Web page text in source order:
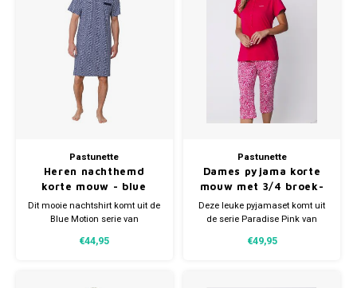
Pastunette
Heren nachthemd
korte mouw - blue
motion
Dit mooie nachtshirt komt uit de
Blue Motion serie van
van kleur en heeft een all-over
€44,95
Pastunette
Dames pyjama korte
mouw met 3/4 broek-
deluxe dark pink
Deze leuke pyjamaset komt uit
de serie Paradise Pink van
bestaat uit een top en een
€49,95